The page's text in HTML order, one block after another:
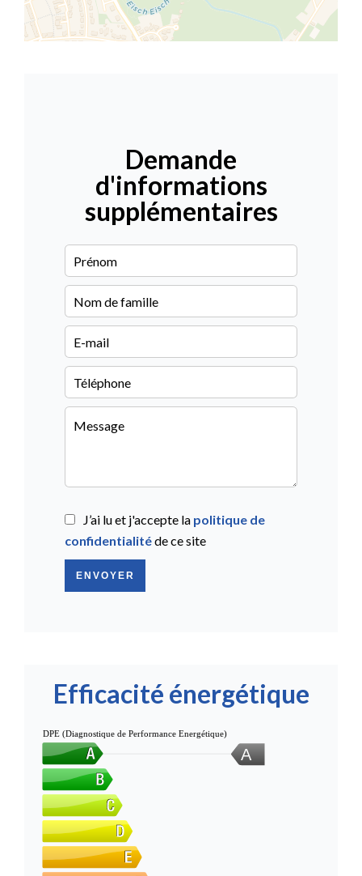
Demande
d'informations
supplémentaires
J’ai lu et j'accepte la politique de
confidentialitéde ce site
ENVOYER
Efficacité énergétique
A
DPE (Diagnostique de Performance Energétique)